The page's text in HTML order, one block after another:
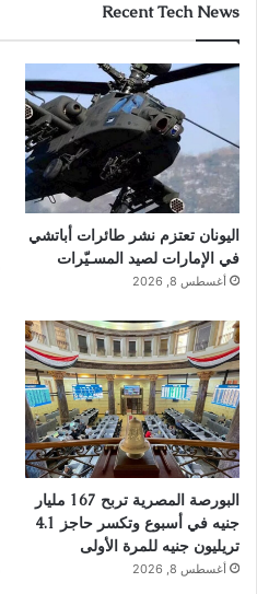
Recent Tech News
اليونان تعتزم نشر طائرات أباتشي
في الإمارات لصيد المسـيّرات
أغسطس 8, 2026
البورصة المصرية تربح 167 مليار
جنيه في أسبوع وتكسر حاجز 4.1
تريليون جنيه للمرة الأولى
أغسطس 8, 2026